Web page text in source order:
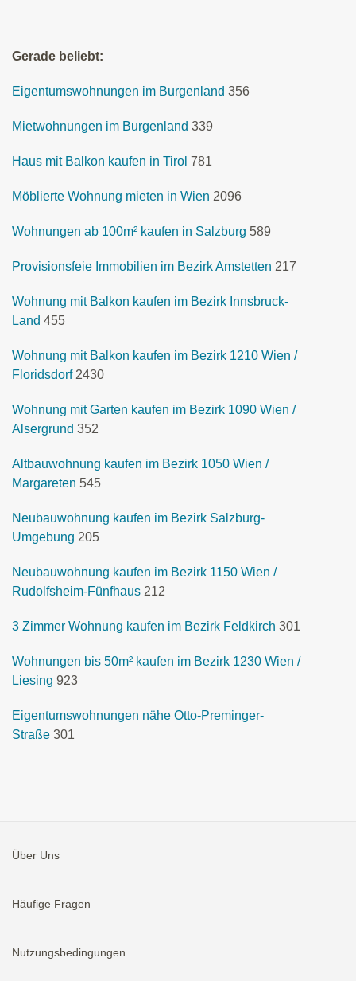
Gerade beliebt:
Eigentumswohnungen im Burgenland 356
Mietwohnungen im Burgenland 339
Haus mit Balkon kaufen in Tirol 781
Möblierte Wohnung mieten in Wien 2096
Wohnungen ab 100m² kaufen in Salzburg 589
Provisionsfeie Immobilien im Bezirk Amstetten 217
Wohnung mit Balkon kaufen im Bezirk Innsbruck-
Land 455
Wohnung mit Balkon kaufen im Bezirk 1210 Wien /
Floridsdorf 2430
Wohnung mit Garten kaufen im Bezirk 1090 Wien /
Alsergrund 352
Altbauwohnung kaufen im Bezirk 1050 Wien /
Margareten 545
Neubauwohnung kaufen im Bezirk Salzburg-
Umgebung 205
Neubauwohnung kaufen im Bezirk 1150 Wien /
Rudolfsheim-Fünfhaus 212
3 Zimmer Wohnung kaufen im Bezirk Feldkirch 301
Wohnungen bis 50m² kaufen im Bezirk 1230 Wien /
Liesing 923
Eigentumswohnungen nähe Otto-Preminger-
Straße 301
Über Uns
Häufige Fragen
Nutzungsbedingungen